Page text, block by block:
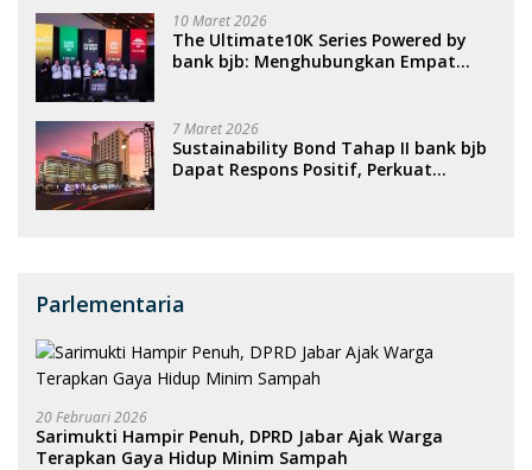
10 Maret 2026
The Ultimate10K Series Powered by
bank bjb: Menghubungkan Empat
Nasional
7 Maret 2026
Sustainability Bond Tahap II bank bjb
Dapat Respons Positif, Perkuat
Parlementaria
20 Februari 2026
Sarimukti Hampir Penuh, DPRD Jabar Ajak Warga
Terapkan Gaya Hidup Minim Sampah